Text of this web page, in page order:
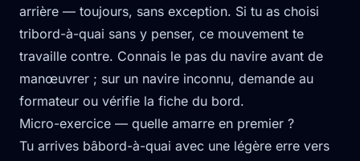
arrière — toujours, sans exception. Si tu as choisi
tribord-à-quai sans y penser, ce mouvement te
travaille contre. Connais le pas du navire avant de
manœuvrer ; sur un navire inconnu, demande au
formateur ou vérifie la fiche du bord.
Micro-exercice — quelle amarre en premier ?
Tu arrives bâbord-à-quai avec une légère erre vers